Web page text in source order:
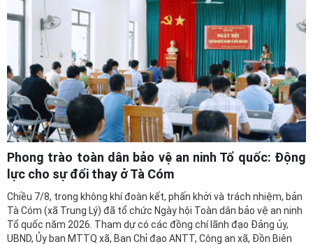
Phong trào toàn dân bảo vệ an ninh Tổ quốc: Động
lực cho sự đổi thay ở Tà Cóm
Chiều 7/8, trong không khí đoàn kết, phấn khởi và trách nhiệm, bản
Tà Cóm (xã Trung Lý) đã tổ chức Ngày hội Toàn dân bảo vệ an ninh
Tổ quốc năm 2026. Tham dự có các đồng chí lãnh đạo Đảng ủy,
UBND, Ủy ban MTTQ xã, Ban Chỉ đạo ANTT, Công an xã, Đồn Biên
phòng Trung Lý, Trạm Kiểm lâm, Trạm Y tế cùng đông đảo cán bộ,